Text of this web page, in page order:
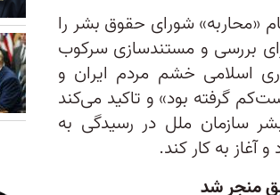
«محاربه» شورای حقوق بشر را
بررسی و مستندسازی سرکوب
اسلامی خشم مردم ایران و
گرفته بود» و تاکید می‌کند
سازمان ملل در رسیدگی به
به کار کند.
منجر شد